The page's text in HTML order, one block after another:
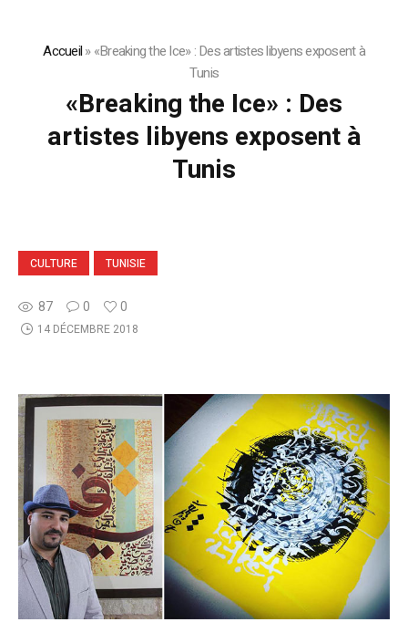
Accueil»«Breaking the Ice» : Des artistes libyens exposent à
Tunis
«Breaking the Ice» : Des
artistes libyens exposent à
Tunis
CULTURE TUNISIE
87 0 0
14 DÉCEMBRE 2018